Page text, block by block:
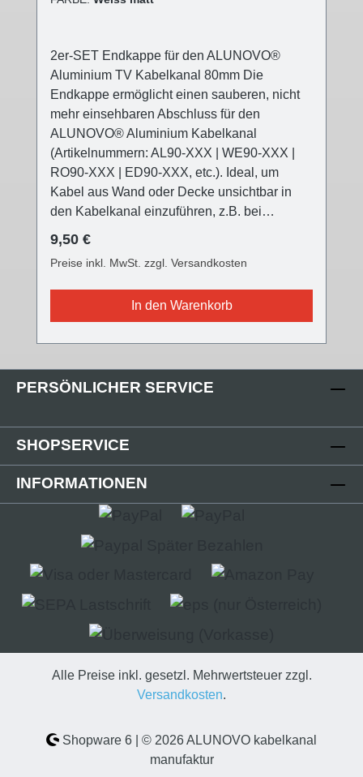
2er-SET Endkappe für den ALUNOVO®
Aluminium TV Kabelkanal 80mm Die
Endkappe ermöglicht einen sauberen, nicht
mehr einsehbaren Abschluss für den
ALUNOVO® Aluminium Kabelkanal
(Artikelnummern: AL90-XXX | WE90-XXX |
RO90-XXX | ED90-XXX, etc.). Ideal, um
Kabel aus Wand oder Decke unsichtbar in
den Kabelkanal einzuführen, z.B. bei
Stromaustritt angebracht werden können (z.B.
versetzter Esstisch, usw.) Die ALUNOVO®
TV Kabelkanal Endkappe ist in drei
verschiedenen Oberflächen farblich passend
modernen Akzent. Die Front ist nun mit einer
Feinstruktur versehen, die
Oberflächenqualität wurde mit der V2 stark
geändert. Die Endkappe wird auf das offene
Ende des Kabelkanals aufgesteckt.
Technische Details - Abdeckung in
verschiedenen Oberflächen- Abdeckung:
(B):80mm; (L):5mm; (H):19mm- Kappenende
(Polylactid) 3D-Druck-Verfahren Lieferumfang
- 2 Stk. Abdeckkappe Kunststoff
Regulärer Preis:
9,50 €
Preise inkl. MwSt. zzgl. Versandkosten
In den Warenkorb
PERSÖNLICHER SERVICE
SHOPSERVICE
INFORMATIONEN
Alle Preise inkl. gesetzl. Mehrwertsteuer zzgl.
Versandkosten.
Shopware 6 | © 2026 ALUNOVO kabelkanal
manufaktur